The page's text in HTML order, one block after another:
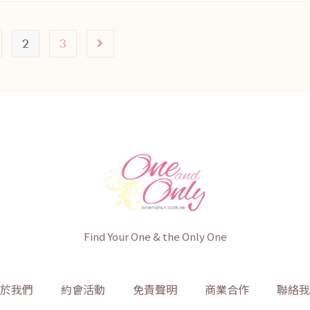
2 3
Find Your One & the Only One
我們 約會活動 免責聲明 商業合作 聯絡